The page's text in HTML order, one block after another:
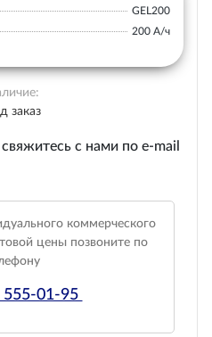
GEL200
200 А/ч
заказ
с нами по e-mail
коммерческого
цены позвоните по
555-01-95